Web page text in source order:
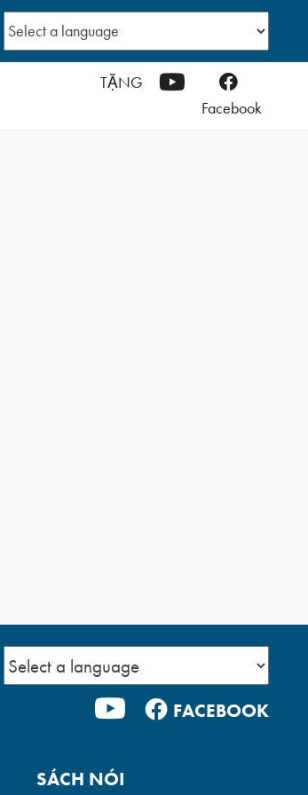
TẶNG
YouTube
Facebook
YOUTUBEFACEBOOK
SÁCH NÓI